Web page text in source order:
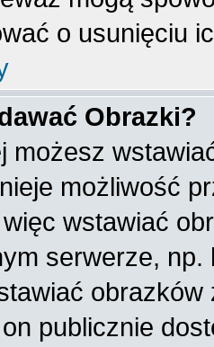
o usunięciu
Obrazki?
możesz
możliwość
wstawiać
serwerze,
publicznie